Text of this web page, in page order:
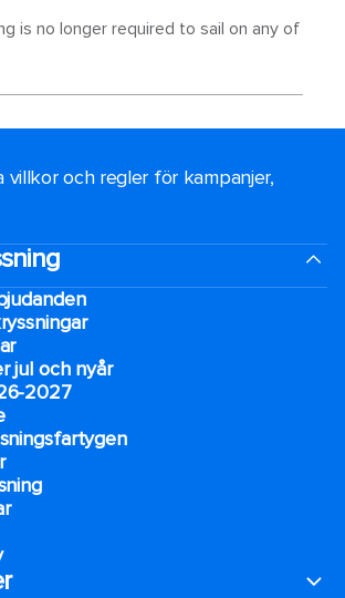
is no longer required to sail on any of
villkor och regler för kampanjer,
jul och nyår
2027